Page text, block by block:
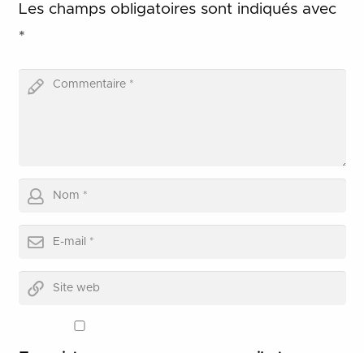
Les champs obligatoires sont indiqués avec
*